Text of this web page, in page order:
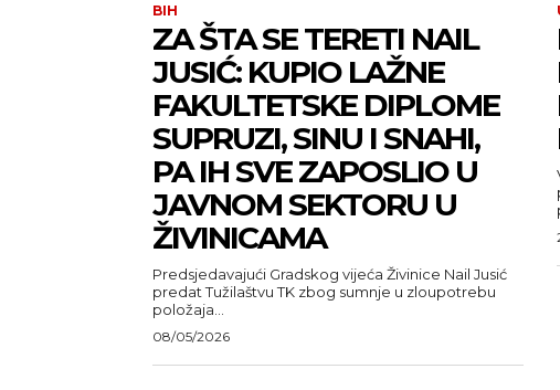
BIH
ZA ŠTA SE TERETI NAIL
JUSIĆ: KUPIO LAŽNE
FAKULTETSKE DIPLOME
SUPRUZI, SINU I SNAHI,
PA IH SVE ZAPOSLIO U
JAVNOM SEKTORU U
ŽIVINICAMA
Predsjedavajući Gradskog vijeća Živinice Nail Jusić
predat Tužilaštvu TK zbog sumnje u zloupotrebu
položaja...
08/05/2026